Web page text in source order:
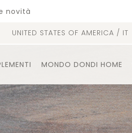
novità
UNITED STATES OF AMERICA / IT
MONDO DONDI HOME